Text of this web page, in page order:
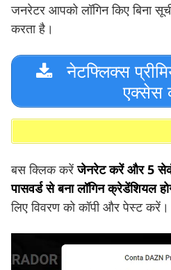
जनरेटर आपको लॉगिन किए बिना
करता है।
नेटफ्लिक्स
एक्सेस
बस क्लिक करेंजेनरेट करें और 5
पासवर्ड से बना लॉगिन क्रेडेंशियल
लिए विवरण को कॉपी और पेस्ट करें।